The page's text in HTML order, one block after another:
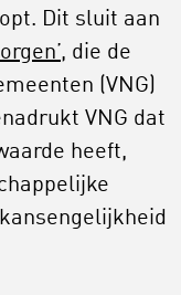
Dit sluit aan
, die de
(VNG)
VNG dat
heeft,